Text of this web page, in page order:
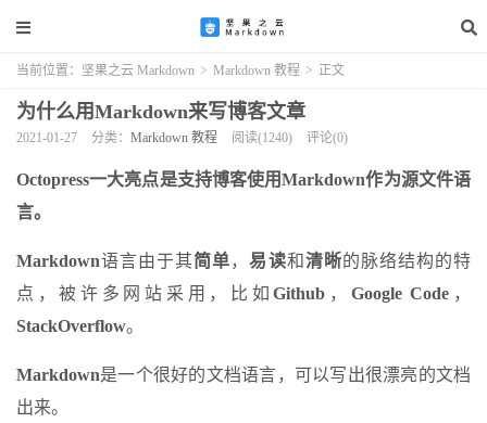
当前位置： 坚果之云 Markdown > Markdown 教程 > 正文
为什么用Markdown来写博客文章
2021-01-27 分类： Markdown 教程 阅读(1240) 评论(0)
Octopress一大亮点是支持博客使用Markdown作为源文件语
言。
Markdown语言由于其简单，易读和清晰的脉络结构的特
点，被许多网站采用，比如Github ， Google Code ，
StackOverflow。
Markdown是一个很好的文档语言，可以写出很漂亮的文档
出来。